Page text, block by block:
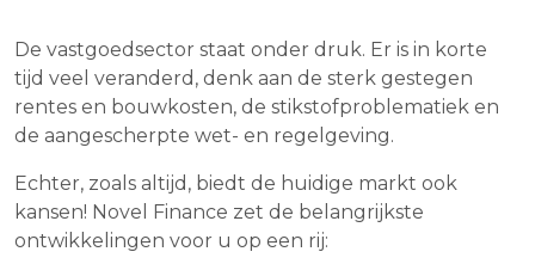
De vastgoedsector staat onder druk. Er is in korte
tijd veel veranderd, denk aan de sterk gestegen
rentes en bouwkosten, de stikstofproblematiek en
de aangescherpte wet- en regelgeving.
Echter, zoals altijd, biedt de huidige markt ook
kansen! Novel Finance zet de belangrijkste
ontwikkelingen voor u op een rij: